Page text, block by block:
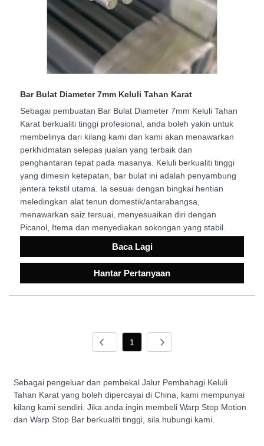
Bar Bulat Diameter 7mm Keluli Tahan Karat
Sebagai pembuatan Bar Bulat Diameter 7mm Keluli Tahan
Karat berkualiti tinggi profesional, anda boleh yakin untuk
membelinya dari kilang kami dan kami akan menawarkan
perkhidmatan selepas jualan yang terbaik dan
penghantaran tepat pada masanya. Keluli berkualiti tinggi
yang dimesin ketepatan, bar bulat ini adalah penyambung
jentera tekstil utama. Ia sesuai dengan bingkai hentian
meledingkan alat tenun domestik/antarabangsa,
menawarkan saiz tersuai, menyesuaikan diri dengan
Picanol, Itema dan menyediakan sokongan yang stabil.
Baca Lagi
Hantar Pertanyaan
1
Sebagai pengeluar dan pembekal Jalur Pembahagi Keluli
Tahan Karat yang boleh dipercayai di China, kami mempunyai
kilang kami sendiri. Jika anda ingin membeli Warp Stop Motion
dan Warp Stop Bar berkualiti tinggi, sila hubungi kami.